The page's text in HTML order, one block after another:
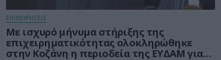
ΕΠΙΧΕΙΡΗΣΕΙΣ
Με ισχυρό μήνυμα στήριξης της
επιχειρηματικότητας ολοκληρώθηκε
στην Κοζάνη η περιοδεία της ΕΥΔΑΜ για